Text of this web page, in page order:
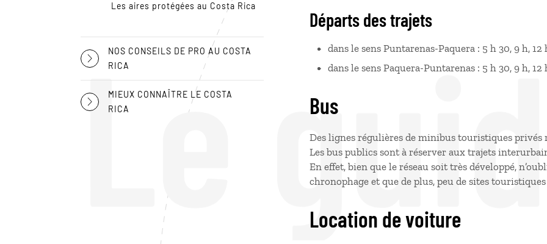
Le
Les aires protégées au Costa Rica
NOS CONSEILS DE PRO AU COSTA
RICA
MIEUX CONNAÎTRE LE COSTA
RICA
Départs des trajets
dans le sens Puntarenas-Paquera : 5 h 30, 9 h, 12
dans le sens Paquera-Puntarenas : 5 h 30, 9 h, 12
Bus
Des lignes régulières de minibus touristiques
Les bus publics sont à réserver aux trajets
En effet, bien que le réseau soit très développé,
chronophage et que de plus, peu de sites
Location de voiture